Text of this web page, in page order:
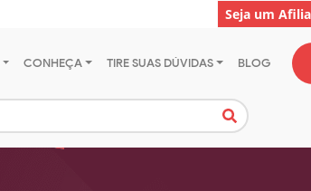
Seja um
CONHEÇA TIRE SUAS DÚVIDAS BLOG